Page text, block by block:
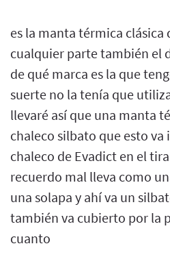
es la manta térmica clásica
cualquier parte también el
de qué marca es la que
suerte no la tenía que
llevaré así que una manta
chaleco silbato que esto
chaleco de Evadict en el
recuerdo mal lleva como
una solapa y ahí va un
también va cubierto por la
cuanto